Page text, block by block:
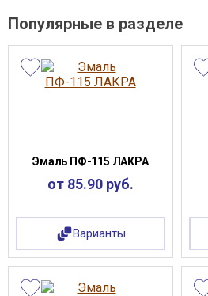
Популярные в разделе
Эмаль ПФ-115 ЛАКРА
от 85.90 руб.
Варианты